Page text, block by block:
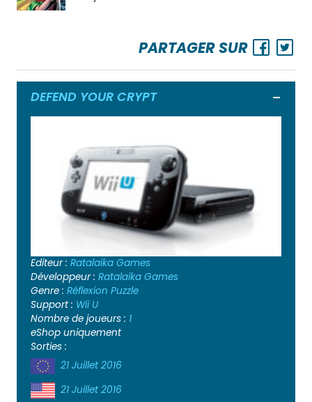
PARTAGER SUR
DEFEND YOUR CRYPT
Editeur : Ratalaika Games
Développeur : Ratalaika Games
Genre : Réflexion Puzzle
Support : Wii U
Nombre de joueurs : 1
eShop uniquement
Sorties :
21 Juillet 2016
21 Juillet 2016